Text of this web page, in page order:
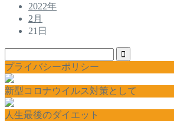
2022年
2月
21日
プライバシーポリシー
新型コロナウイルス対策として
人生最後のダイエット